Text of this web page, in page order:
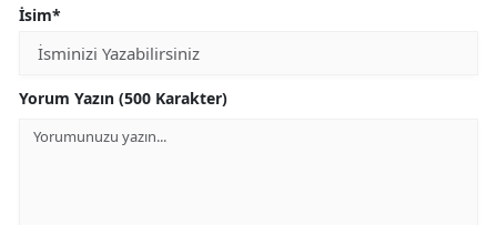
İsim*
Yorum Yazın (500 Karakter)